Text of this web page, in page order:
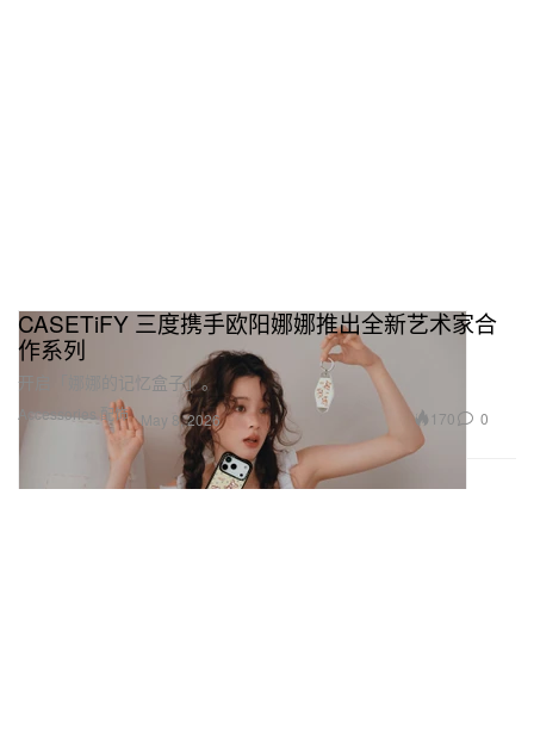
Accessories 配饰
CASETiFY 三度携手欧阳娜娜推出全新艺术家合
作系列
开启「娜娜的记忆盒子」。
May 8, 2026 170 0